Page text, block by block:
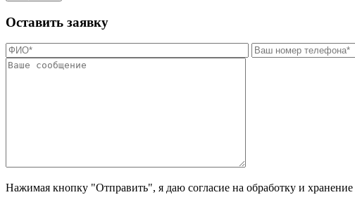
Оставить заявку
Нажимая кнопку "Отправить", я даю согласие на обработку и хранение